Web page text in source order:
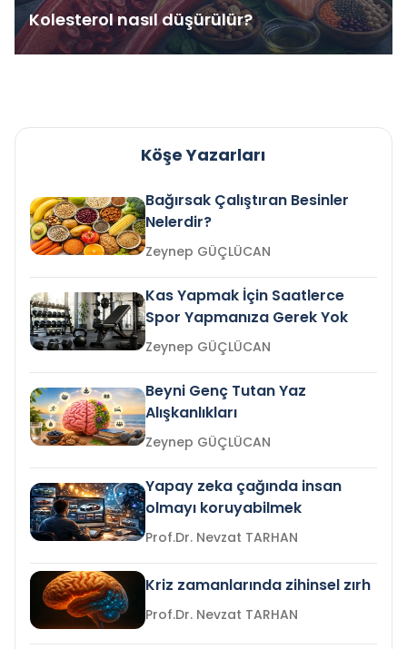
Kolesterol nasıl düşürülür?
Köşe Yazarları
Bağırsak Çalıştıran Besinler
Nelerdir?
Zeynep GÜÇLÜCAN
Kas Yapmak İçin Saatlerce
Spor Yapmanıza Gerek Yok
Zeynep GÜÇLÜCAN
Beyni Genç Tutan Yaz
Alışkanlıkları
Zeynep GÜÇLÜCAN
Yapay zeka çağında insan
olmayı koruyabilmek
Prof.Dr. Nevzat TARHAN
Kriz zamanlarında zihinsel zırh
Prof.Dr. Nevzat TARHAN